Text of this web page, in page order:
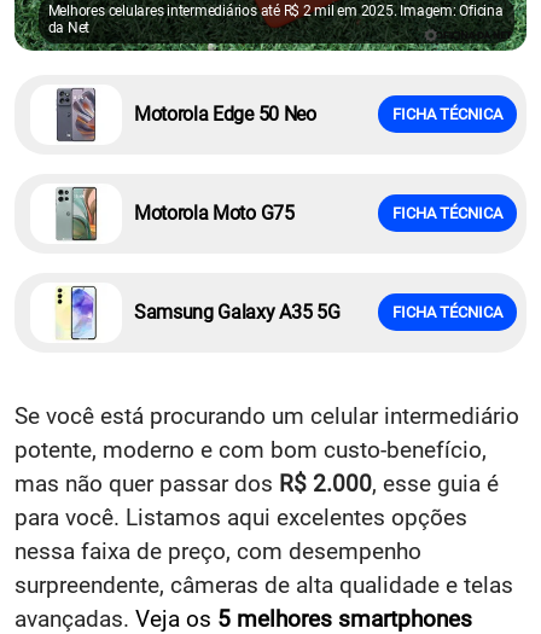
Melhores celulares intermediários até R$ 2 mil em 2025. Imagem: Oficina
da Net
Motorola Edge 50 Neo FICHA TÉCNICA
Motorola Moto G75 FICHA TÉCNICA
Samsung Galaxy A35 5G FICHA TÉCNICA
Se você está procurando um celular intermediário
potente, moderno e com bom custo-benefício,
mas não quer passar dos R$ 2.000, esse guia é
para você. Listamos aqui excelentes opções
nessa faixa de preço, com desempenho
surpreendente, câmeras de alta qualidade e telas
avançadas. Veja os 5 melhores smartphones